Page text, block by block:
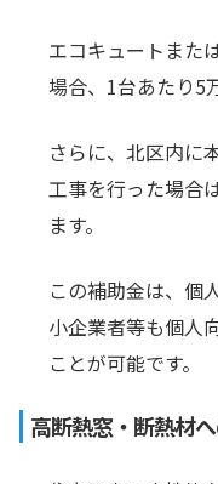
エコキュートまた
場合、1台あたり5
さらに、北区内に
工事を行った場合
ます。
この補助金は、個
小企業者等も個人
ことが可能です。
高断熱窓・断熱材